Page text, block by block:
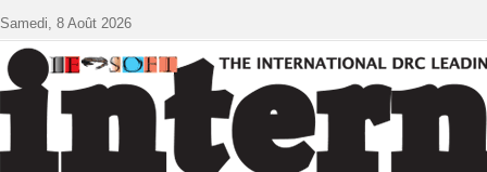
Samedi, 8 Août 2026